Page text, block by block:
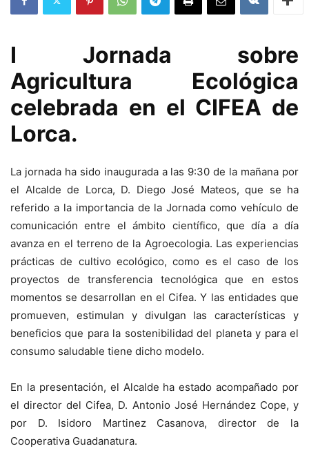
I Jornada sobre
Agricultura Ecológica
celebrada en el CIFEA de
Lorca.
La jornada ha sido inaugurada a las 9:30 de la mañana por
el Alcalde de Lorca, D. Diego José Mateos, que se ha
referido a la importancia de la Jornada como vehículo de
comunicación entre el ámbito científico, que día a día
avanza en el terreno de la Agroecologia. Las experiencias
prácticas de cultivo ecológico, como es el caso de los
proyectos de transferencia tecnológica que en estos
momentos se desarrollan en el Cifea. Y las entidades que
promueven, estimulan y divulgan las características y
beneficios que para la sostenibilidad del planeta y para el
consumo saludable tiene dicho modelo.
En la presentación, el Alcalde ha estado acompañado por
el director del Cifea, D. Antonio José Hernández Cope, y
por D. Isidoro Martinez Casanova, director de la
Cooperativa Guadanatura.